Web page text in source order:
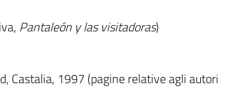
Pantaleón y las visitadoras)
Castalia, 1997 (pagine relative agli autori